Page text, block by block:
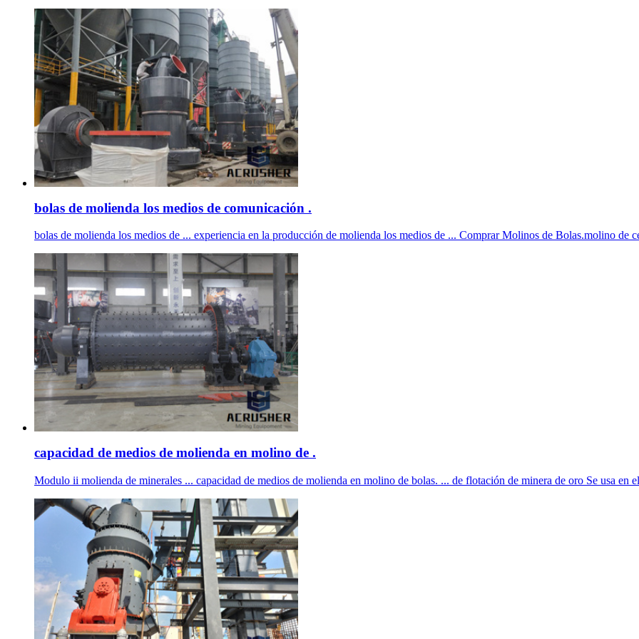
bolas de molienda los medios de comunicación .
bolas de molienda los medios de ... experiencia en la producción de molienda los medios de ... Comprar Molinos de Bolas.molino de
capacidad de medios de molienda en molino de .
Modulo ii molienda de minerales ... capacidad de medios de molienda en molino de bolas. ... de flotación de minera de oro Se usa en